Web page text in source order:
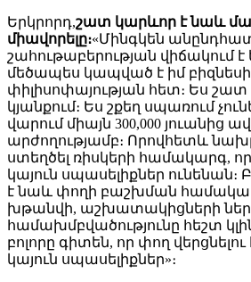
Երկրորդ,շատ կարևոր է նաև
միավորելը։«Մինգկեն
շահութաբերության վիճակում է
մեծապես կապված է իմ բիզնեսի
փիլիսոփայության հետ։ Ես
կյանքում։ Ես շքեղ սպառում
վարում միայն 300,000 յուանից
արժողությամբ։ Որովհետև
ստեղծել ռիսկերի համակարգ,
կայուն սպասելիքներ ունենան։
է նաև փողի բաշխման
խթանվի, աշխատակիցների
համախմբվածությունը հեշտ
բոլորը գիտեն, որ փող
կայուն սպասելիքներ»։